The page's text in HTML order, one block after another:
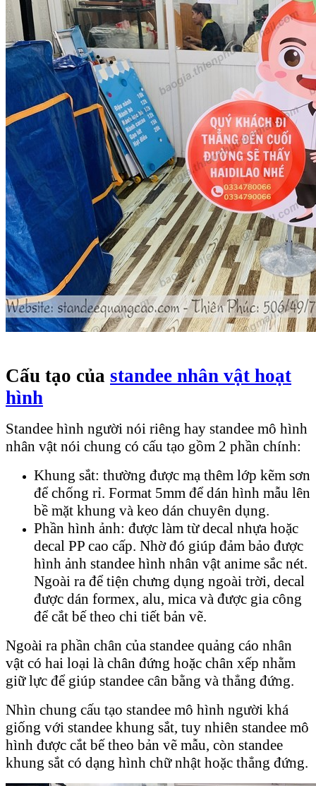
Cấu tạo của standee nhân vật hoạt
hình
Standee hình người nói riêng hay standee mô hình
nhân vật nói chung có cấu tạo gồm 2 phần chính:
Khung sắt: thường được mạ thêm lớp kẽm sơn
để chống rỉ. Format 5mm để dán hình mẫu lên
bề mặt khung và keo dán chuyên dụng.
Phần hình ảnh: được làm từ decal nhựa hoặc
decal PP cao cấp. Nhờ đó giúp đảm bảo được
hình ảnh standee hình nhân vật anime sắc nét.
Ngoài ra để tiện chưng dụng ngoài trời, decal
được dán formex, alu, mica và được gia công
để cắt bế theo chi tiết bản vẽ.
Ngoài ra phần chân của standee quảng cáo nhân
vật có hai loại là chân đứng hoặc chân xếp nhằm
giữ lực để giúp standee cân bằng và thẳng đứng.
Nhìn chung cấu tạo standee mô hình người khá
giống với standee khung sắt, tuy nhiên standee mô
hình được cắt bế theo bản vẽ mẫu, còn standee
khung sắt có dạng hình chữ nhật hoặc thẳng đứng.